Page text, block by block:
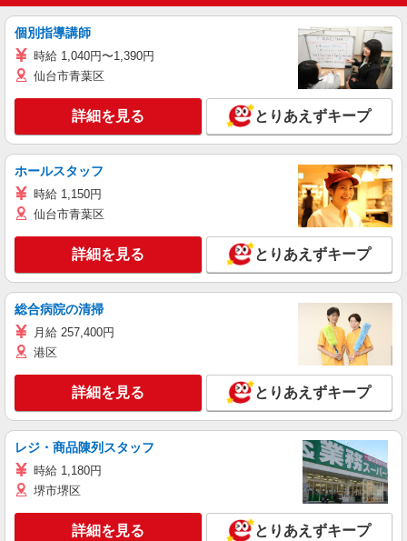
個別指導講師
時給 1,040円〜1,390円
仙台市青葉区
詳細を見る とりあえずキープ
ホールスタッフ
時給 1,150円
仙台市青葉区
詳細を見る とりあえずキープ
総合病院の清掃
月給 257,400円
港区
詳細を見る とりあえずキープ
レジ・商品陳列スタッフ
時給 1,180円
堺市堺区
詳細を見る とりあえずキープ